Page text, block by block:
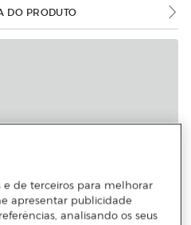
DO PRODUTO
e de terceiros para melhorar
apresentar publicidade
analisando os seus